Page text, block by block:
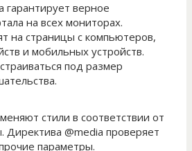
гарантирует верное
на всех мониторах.
на страницы с компьютеров,
и мобильных устройств.
под размер
стили в соответствии от
Директива @media проверяет
параметры.